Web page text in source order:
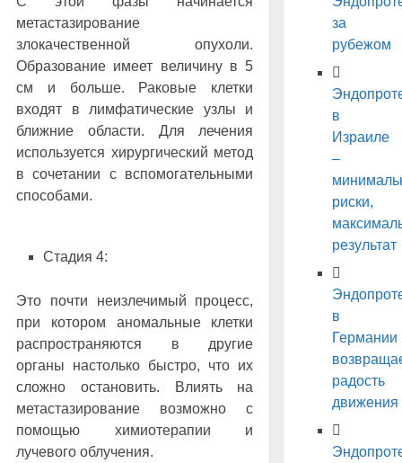
метастазирование
злокачественной опухоли.
Образование имеет величину в 5
см и больше. Раковые клетки
входят в лимфатические узлы и
ближние области. Для лечения
используется хирургический метод
в сочетании с вспомогательными
способами.
Стадия 4:
Это почти неизлечимый процесс,
при котором аномальные клетки
распространяются в другие
органы настолько быстро, что их
сложно остановить. Влиять на
метастазирование возможно с
помощью химиотерапии и
лучевого облучения.
за
рубежом
в
Израиле
–
риски,
результат
в
Германии
радость
движения